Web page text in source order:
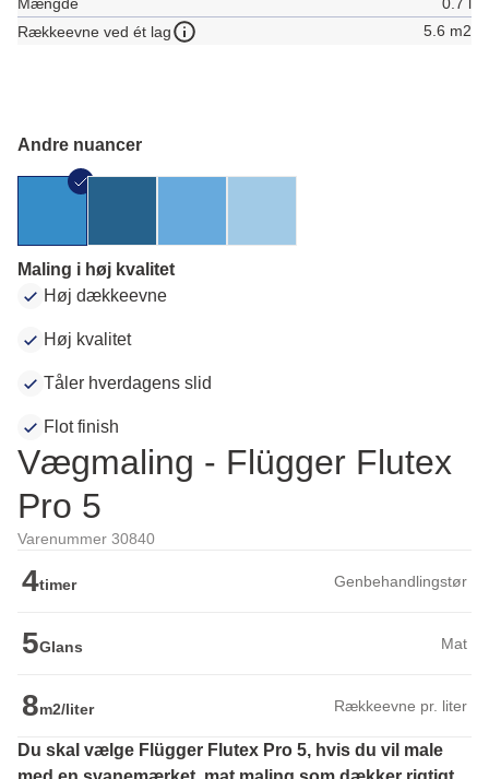
Rækkeevne ved ét lag
5.6 m2
Andre nuancer
Maling i høj kvalitet
Høj dækkeevne
Høj kvalitet
Tåler hverdagens slid
Flot finish
Vægmaling - Flügger Flutex
Pro 5
Varenummer 30840
4timer Genbehandlingstør
5Glans Mat
8m2/liter Rækkeevne pr. liter
Du skal vælge Flügger Flutex Pro 5, hvis du vil male